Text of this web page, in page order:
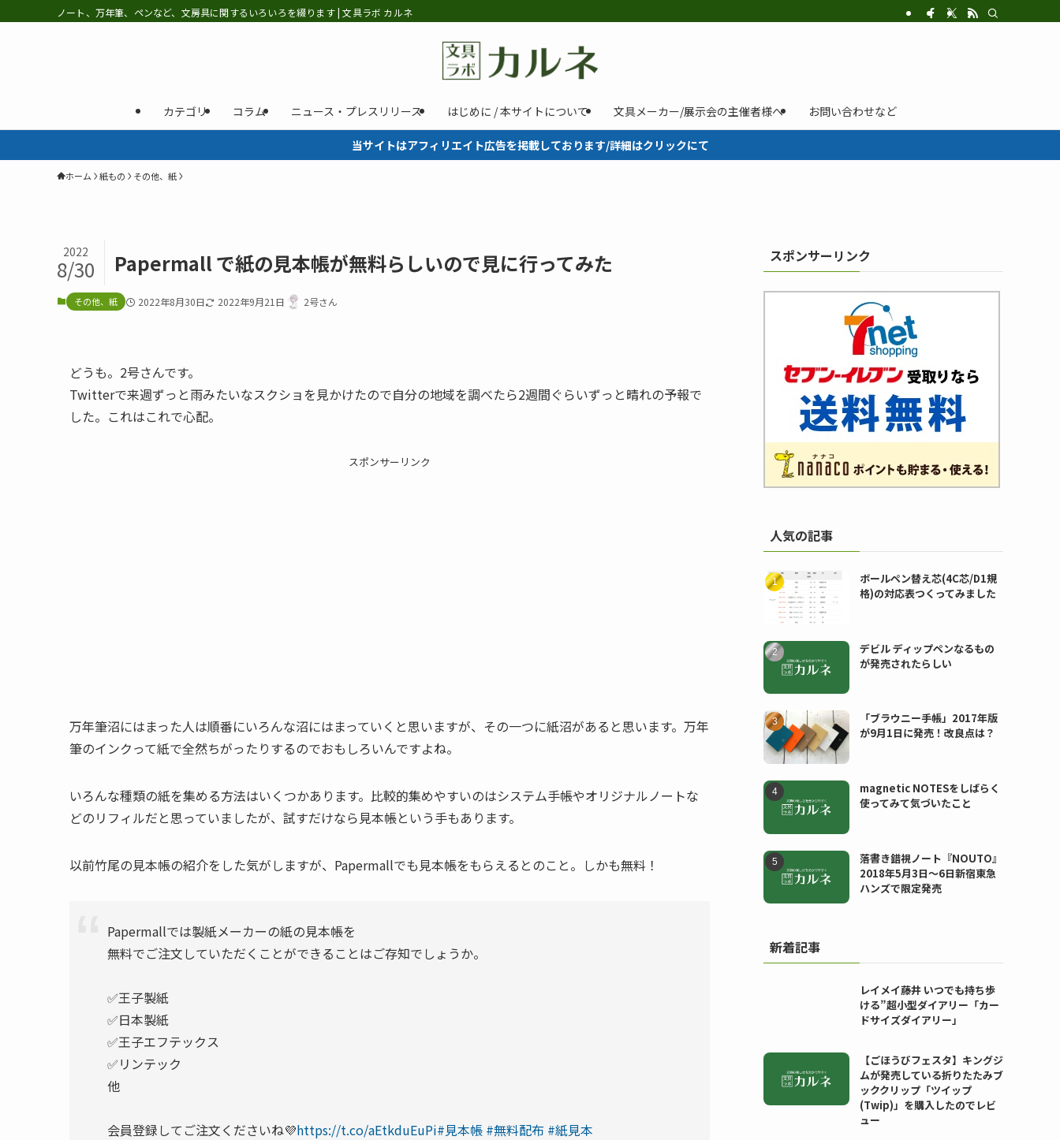
ノート、万年筆、ペンなど、文房具に関するいろいろを綴ります | 文具ラボ カルネ
カテゴリ コラム ニュース・プレスリリース はじめに / 本サイトについて 文具メーカー/展示会の主催者様へ お問い合わせなど
当サイトはアフィリエイト広告を掲載しております/詳細はクリックにて
ホーム 紙もの その他、紙
Papermall で紙の見本帳が無料らしいので見に行ってみた
2022
8/30
その他、紙 2022年8月30日 2022年9月21日 2号さん
どうも。2号さんです。
Twitterで来週ずっと雨みたいなスクショを見かけたので自分の地域を調べたら2週間ぐらいずっと晴れの予報で
した。これはこれで心配。
スポンサーリンク
万年筆沼にはまった人は順番にいろんな沼にはまっていくと思いますが、その一つに紙沼があると思います。万年
筆のインクって紙で全然ちがったりするのでおもしろいんですよね。
いろんな種類の紙を集める方法はいくつかあります。比較的集めやすいのはシステム手帳やオリジナルノートな
どのリフィルだと思っていましたが、試すだけなら見本帳という手もあります。
以前竹尾の見本帳の紹介をした気がしますが、Papermallでも見本帳をもらえるとのこと。しかも無料！
Papermallでは製紙メーカーの紙の見本帳を
無料でご注文していただくことができることはご存知でしょうか。
✅王子製紙
✅日本製紙
✅王子エフテックス
✅リンテック
他
会員登録してご注文くださいね💜https://t.co/aEtkduEuPi#見本帳 #無料配布 #紙見本
スポンサーリンク
人気の記事
ボールペン替え芯(4C芯/D1規
格)の対応表つくってみました
デビル ディップペンなるもの
が発売されたらしい
「ブラウニー手帳」2017年版
が9月1日に発売！改良点は？
magnetic NOTESをしばらく
使ってみて気づいたこと
落書き錯視ノート『NOUTO』
2018年5月3日〜6日新宿東急
ハンズで限定発売
新着記事
レイメイ藤井 いつでも持ち歩
ける”超小型ダイアリー「カー
ドサイズダイアリー」
【ごほうびフェスタ】キングジ
ムが発売している折りたたみブ
ッククリップ「ツイップ
(Twip)」を購入したのでレビ
ュー